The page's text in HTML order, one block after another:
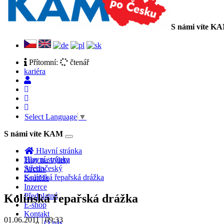
S námi víte
Přítomní:
čtenář
kariéra
Select Language ▼
S námi víte KAM
Toggle
navigation
Hlavní stránka
Tipy na výlety
Archiv
Soutěže
Inzerce
Předplatné
E-shop
Kontakt
Hlavní stránka
Středočeský
Kolínská řepařská drážka
Kolínská řepařská drážka
01.06.2011 | 09:33